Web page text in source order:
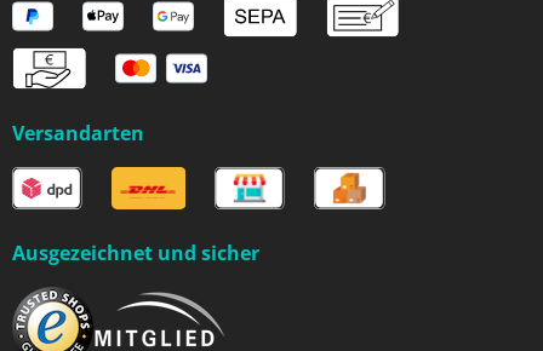
Versandarten
Ausgezeichnet und sicher